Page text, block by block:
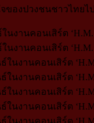
ของปวงชนชาวไทย